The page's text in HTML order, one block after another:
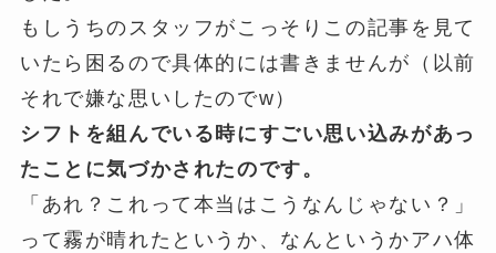
もしうちのスタッフがこっそりこの記事を見て
いたら困るので具体的には書きませんが（以前
それで嫌な思いしたのでw）
シフトを組んでいる時にすごい思い込みがあっ
たことに気づかされたのです。
「あれ？これって本当はこうなんじゃない？」
って霧が晴れたというか、なんというかアハ体